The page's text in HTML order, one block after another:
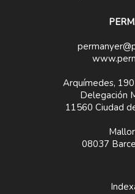
Arquímedes,
Delegación
11560 Ciudad
08037